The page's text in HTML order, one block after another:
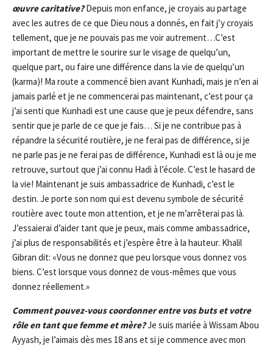
œuvre caritative?Depuis mon enfance, je croyais au partage
avec les autres de ce que Dieu nous a donnés, en fait j’y croyais
tellement, que je ne pouvais pas me voir autrement…C’est
important de mettre le sourire sur le visage de quelqu’un,
quelque part, ou faire une différence dans la vie de quelqu’un
(karma)! Ma route a commencé bien avant Kunhadi, mais je n’en ai
jamais parlé et je ne commencerai pas maintenant, c’est pour ça
j’ai senti que Kunhadi est une cause que je peux défendre, sans
sentir que je parle de ce que je fais… Si je ne contribue pas à
répandre la sécurité routière, je ne ferai pas de différence, si je
ne parle pas je ne ferai pas de différence, Kunhadi est là ou je me
retrouve, surtout que j’ai connu Hadi à l’école. C’est le hasard de
la vie! Maintenant je suis ambassadrice de Kunhadi, c’est le
destin. Je porte son nom qui est devenu symbole de sécurité
routière avec toute mon attention, et je ne m’arrêterai pas là.
J’essaierai d’aider tant que je peux, mais comme ambassadrice,
j’ai plus de responsabilités et j’espère être à la hauteur. Khalil
Gibran dit: «Vous ne donnez que peu lorsque vous donnez vos
biens. C’est lorsque vous donnez de vous-mêmes que vous
donnez réellement.»
Comment pouvez-vous coordonner entre vos buts et votre
rôle en tant que femme et mère?Je suis mariée à Wissam Abou
Ayyash, je l’aimais dès mes 18 ans et si je commence avec mon